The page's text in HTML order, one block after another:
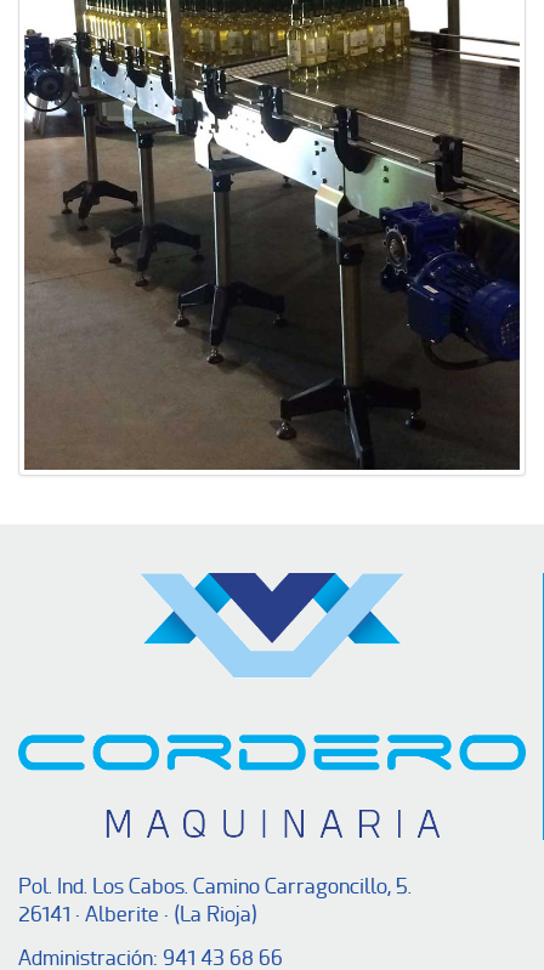
Pol. Ind. Los Cabos. Camino Carragoncillo, 5.
26141 · Alberite · (La Rioja)
Administración: 941 43 68 66